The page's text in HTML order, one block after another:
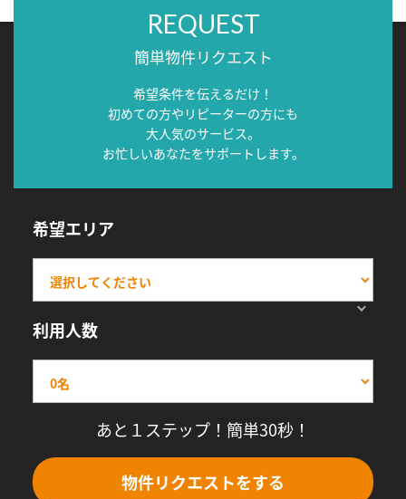
REQUEST
簡単物件リクエスト
希望条件を伝えるだけ！
初めての方やリピーターの方にも
大人気のサービス。
お忙しいあなたをサポートします。
希望エリア
利用人数
あと１ステップ！簡単30秒！
物件リクエストをする